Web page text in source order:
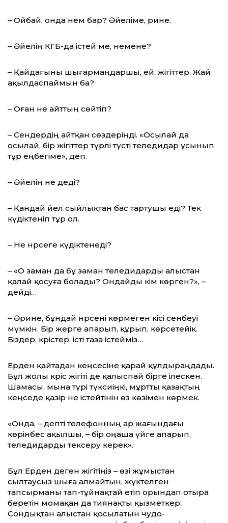
– Ойбай, онда нем бар? Әйеліме, әрине.
– Әйелің КГБ-да істей ме, немене?
– Қайдағыны шығармаңдаршы, ей, жігіттер. Жай
ақылдаспаймын ба?
– Оған не айттың сөйтіп?
– Сендердің айтқан сөздеріңді. «Осылай да
осылай, бір жігіттер түрлі түсті теледидар ұсынып
тұр еңбегіме», деп.
– Әйелің не деді?
– Қандай әйел сыйлықтан бас тартушы еді? Тек
күдіктеніп тұр ол.
– Не нәрсеге күдіктенеді?
– «О заман да бұ заман теледидарды алыстан
қалай қосуға болады? Ондайды кім көрген?», –
дейді…
– Әрине, бұндай нәрсені көрмеген кісі сенбеуі
мүмкін. Бір жерге апарып, құрып, көрсетейік.
Біздер, кәрістер, істі таза істейміз…
Ерден қайтадан кеңсесіне қарай құлдыраң­дады.
Бұл жолы кәріс жігіті де қалыспай бірге ілескен.
Шамасы, мына түрі түксиіңкі, мұртты қазақтың
кеңседе қазір не істейтінін өз көзімен көрмек.
«Онда, – депті телефонның ар жағындағы
көрінбес ақылшы, – бір оңаша үйге апарып,
теледидарды тексеру керек».
Бұл Ерден деген жігітіңіз – өзі жұмыстан
сылтаусыз шыға алмайтын, жүктелген
тапсырманы тап-тұйнақтай етіп орындап отыра
беретін момақан да тиянақты қызметкер.
Сондықтан алыстан қосылатын чудо-